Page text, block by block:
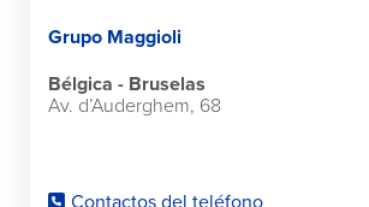
Grupo Maggioli
Bélgica - Bruselas
Av. d’Auderghem, 68